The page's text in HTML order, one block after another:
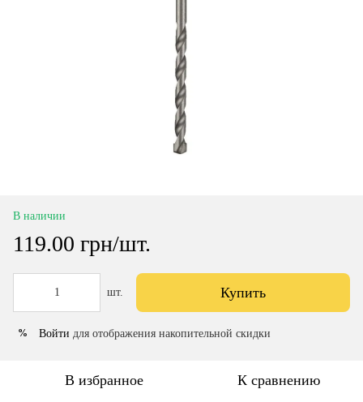
В наличии
119.00 грн/шт.
шт. Купить
% Войти для отображения накопительной скидки
В избранное К сравнению